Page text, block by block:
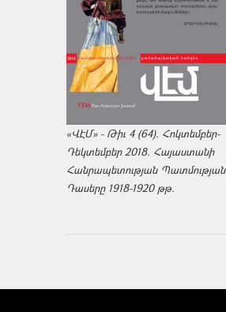
«ՎԷՄ» - Թիւ 4 (64). Հոկտեմբեր-
Դեկտեմբեր 2018. Հայաստանի
Հանրապետության Պատմության
Դասերը 1918-1920 թթ.